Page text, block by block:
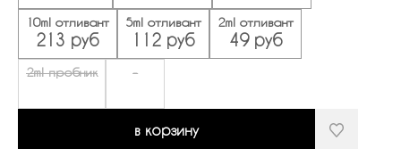
10ml отливант
213 руб
5ml отливант
112 руб
2ml отливант
49 руб
2ml пробник -
в корзину